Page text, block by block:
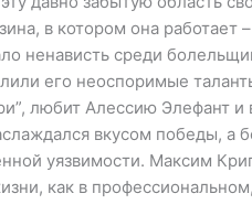
в котором она
ненависть среди
его неоспоримые
любит Алессию Элефант и
вкусом победы, а
уязвимости. Максим
как в